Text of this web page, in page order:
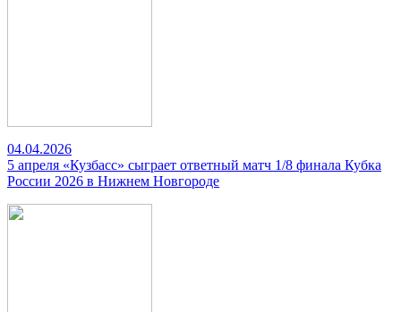
04.04.2026
5 апреля «Кузбасс» сыграет ответный матч 1/8 финала Кубка
России 2026 в Нижнем Новгороде